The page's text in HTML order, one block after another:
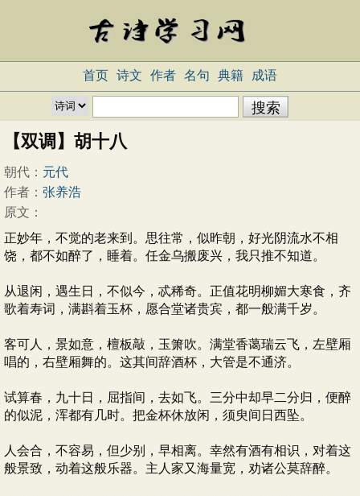
首页 诗文 作者 名句 典籍 成语
【双调】胡十八
朝代： 元代
作者： 张养浩
原文：
正妙年，不觉的老来到。思往常，似昨朝，好光阴流水不相
饶，都不如醉了，睡着。任金乌搬废兴，我只推不知道。
从退闲，遇生日，不似今，忒稀奇。正值花明柳媚大寒食，齐
歌着寿词，满斟着玉杯，愿合堂诸贵宾，都一般满千岁。
客可人，景如意，檀板敲，玉箫吹。满堂香蔼瑞云飞，左壁厢
唱的，右壁厢舞的。这其间辞酒杯，大管是不通济。
试算春，九十日，屈指间，去如飞。三分中却早二分归，便醉
的似泥，浑都有几时。把金杯休放闲，须臾间日西坠。
人会合，不容易，但少别，早相离。幸然有酒有相识，对着这
般景致，动着这般乐器。主人家又海量宽，劝诸公莫辞醉。